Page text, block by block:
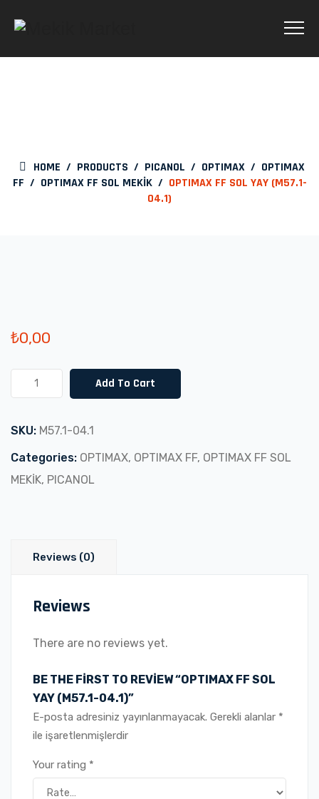
HOME / PRODUCTS / PICANOL / OPTIMAX/ OPTIMAX
FF / OPTIMAX FF SOL MEKİK/ OPTIMAX FF SOL YAY (M57.1-
04.1)
₺0,00
OPTIMAX
FF
YAY
(M57.1-
quantity
Add To Cart
SKU: M57.1-04.1
Categories: OPTIMAX, OPTIMAX FF, OPTIMAX FF SOL
MEKİK, PICANOL
Reviews (0)
Reviews
There are no reviews yet.
BE THE FIRST TO REVIEW “OPTIMAX FF SOL
YAY (M57.1-04.1)”
E-posta adresiniz yayınlanmayacak. Gerekli alanlar *
ile işaretlenmişlerdir
Your rating *